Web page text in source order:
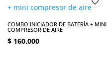
COMBO INICIADOR DE BATERÍA + MINI
COMPRESOR DE AIRE
$ 160.000